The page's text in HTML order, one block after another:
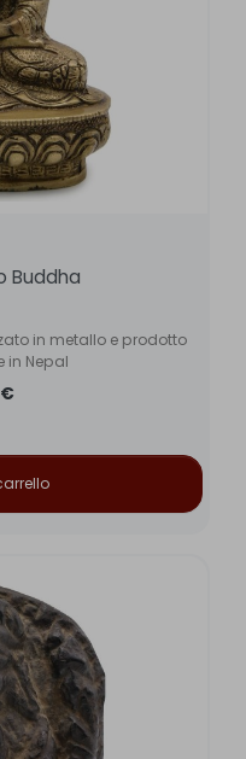
Buddha
in metallo e prodotto
in Nepal